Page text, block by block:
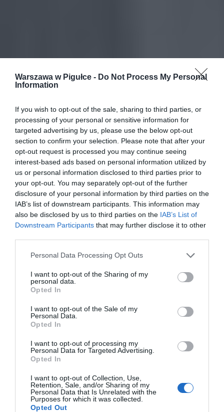
Warszawa w Pigułce - Do Not Process My Personal
Information
If you wish to opt-out of the sale, sharing to third parties, or
processing of your personal or sensitive information for
targeted advertising by us, please use the below opt-out
section to confirm your selection. Please note that after your
opt-out request is processed you may continue seeing
interest-based ads based on personal information utilized by
us or personal information disclosed to third parties prior to
your opt-out. You may separately opt-out of the further
disclosure of your personal information by third parties on the
IAB’s list of downstream participants. This information may
also be disclosed by us to third parties on the IAB’s List of
Downstream Participants that may further disclose it to other
Personal Data Processing Opt Outs
I want to opt-out of the Sharing of my
personal data.
Opted In
I want to opt-out of the Sale of my
Personal Data.
Opted In
I want to opt-out of processing my
Personal Data for Targeted Advertising.
Opted In
I want to opt-out of Collection, Use,
Retention, Sale, and/or Sharing of my
Personal Data that Is Unrelated with the
Purposes for which it was collected.
Opted Out